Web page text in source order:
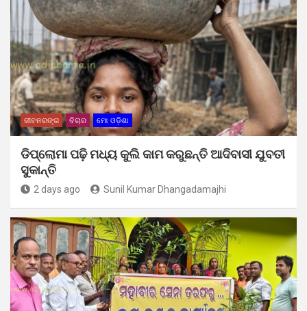
ଜୀବନରଙ୍ଗ ବିଚାର ମୋ ଓଡ଼ିଶା
ଡିପ୍ଲୋମା ପଢ଼ି ମଧ୍ୟ କୁଲି କାମ କରୁଛନ୍ତି ଆଦିବାସୀ ଯୁବତୀ
ସୁକାନ୍ତି
2 days ago Sunil Kumar Dhangadamajhi